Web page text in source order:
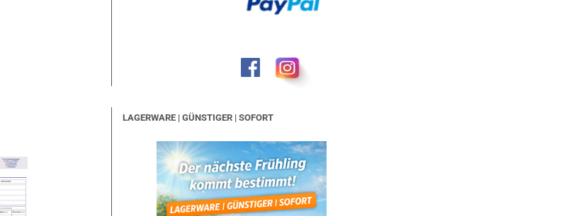
LAGERWARE | GÜNSTIGER | SOFORT